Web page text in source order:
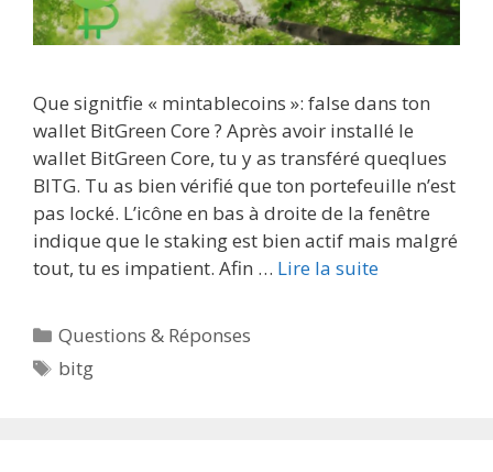
Que signitfie « mintablecoins »: false dans ton
wallet BitGreen Core ? Après avoir installé le
wallet BitGreen Core, tu y as transféré queqlues
BITG. Tu as bien vérifié que ton portefeuille n’est
pas locké. L’icône en bas à droite de la fenêtre
indique que le staking est bien actif mais malgré
tout, tu es impatient. Afin … Lire la suite
Catégories
Questions & Réponses
Étiquettes
bitg